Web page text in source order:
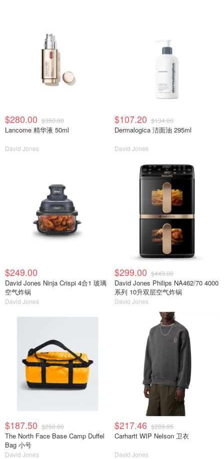
$280.00 $350.00
Lancome 精华液 50ml
David Jones
$107.20 $134.00
Dermalogica 洁面油 295ml
David Jones
$249.00
David Jones Ninja Crispi 4合1 玻璃
空气炸锅
David Jones
$299.00 $449.00
David Jones Philips NA462/70 4000
系列 10升双层空气炸锅
David Jones
$187.50 $250.00
The North Face Base Camp Duffel
Bag 小号
David Jones
$217.46 $289.95
Carhartt WIP Nelson 卫衣
David Jones